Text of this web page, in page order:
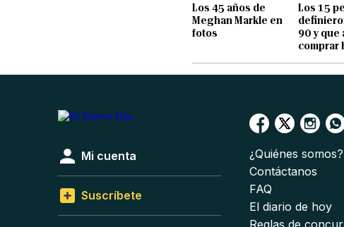
Los 45 años de
Meghan Markle en
fotos
Los 15
90 y que
comprar
Mi cuenta
Suscríbete
¿Quiénes somos?
Contáctanos
FAQ
El diario de hoy